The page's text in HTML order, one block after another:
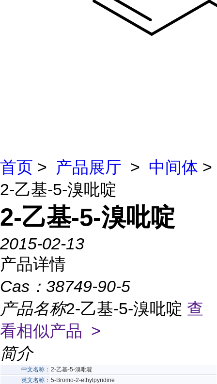
首页 > 产品展厅 > 中间体 >
2-乙基-5-溴吡啶
2-乙基-5-溴吡啶
2015-02-13
产品详情
Cas： 38749-90-5
产品名称2-乙基-5-溴吡啶 查
看相似产品 >
简介
中文名称： 2-乙基-5-溴吡啶
英文名称： 5-Bromo-2-ethylpyridine